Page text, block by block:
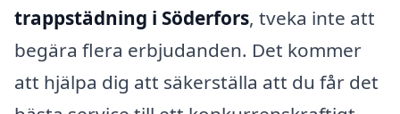
trappstädning i Söderfors, tveka inte att
begära flera erbjudanden. Det kommer
att hjälpa dig att säkerställa att du får det